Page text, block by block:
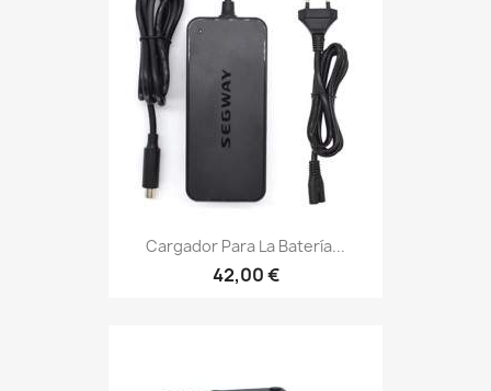
Cargador Para La Batería...
42,00 €